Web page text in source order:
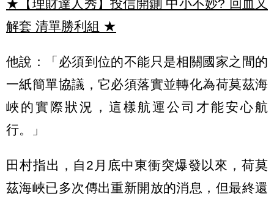
★【理財達人秀】投信開鍘 中小不妙? 回血又
解套 清單勝利組 ★
他說：「必須到位的不能只是相關國家之間的
一紙簡單協議，它必須落實並轉化為荷莫茲海
峽的實際狀況，這樣航運公司才能安心航
行。」
田村指出，自2月底中東衝突爆發以來，荷莫
茲海峽已多次傳出重新開放的消息，但最終還